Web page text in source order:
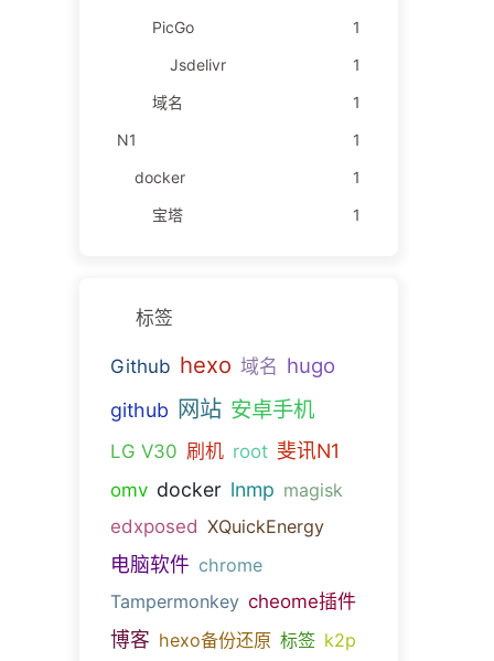
PicGo
1
Jsdelivr
1
域名
1
N1
1
docker
1
宝塔
1
标签
Github hexo 域名 hugo
github 网站 安卓手机
LG V30 刷机 root 斐讯N1
omv docker lnmp magisk
edxposed XQuickEnergy
电脑软件 chrome
Tampermonkey cheome插件
博客 hexo备份还原 标签 k2p